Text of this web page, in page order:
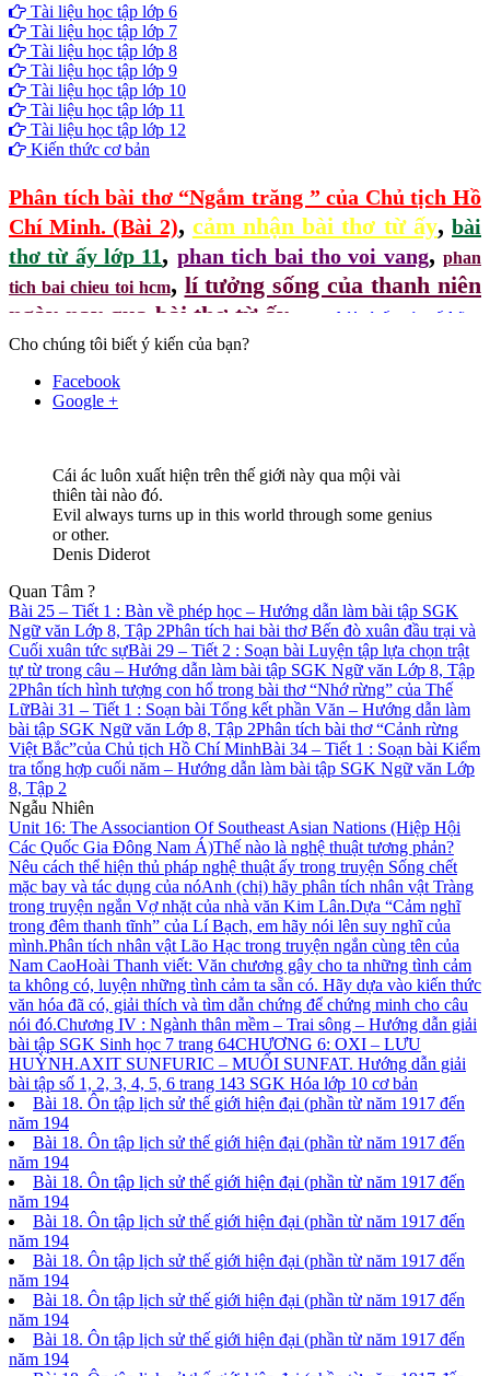
Tài liệu học tập lớp 6
Tài liệu học tập lớp 7
Tài liệu học tập lớp 8
Tài liệu học tập lớp 9
Tài liệu học tập lớp 10
Tài liệu học tập lớp 11
Tài liệu học tập lớp 12
Kiến thức cơ bản
Phân tích bài thơ “Ngắm trăng ” của Chủ tịch Hồ
Chí Minh. (Bài 2), cảm nhận bài thơ từ ấy,bài
thơ từ ấy lớp 11, phan tich bai tho voi vang,phan
tich bai chieu toi hcm, lí tưởng sống của thanh niên
ngày nay qua bài thơ từ ấy, soạn bài từ ấy của tố hữu
nghị luận về bài thơ từ ấy
Cho chúng tôi biết ý kiến của bạn?
Facebook
Google +
Cái ác luôn xuất hiện trên thế giới này qua mội vài
thiên tài nào đó.
Evil always turns up in this world through some genius
or other.
Denis Diderot
Quan Tâm ?
Bài 25 – Tiết 1 : Bàn về phép học – Hướng dẫn làm bài tập SGK
Ngữ văn Lớp 8, Tập 2Phân tích hai bài thơ Bến đò xuân đầu trại và
Cuối xuân tức sựBài 29 – Tiết 2 : Soạn bài Luyện tập lựa chọn trật
tự từ trong câu – Hướng dẫn làm bài tập SGK Ngữ văn Lớp 8, Tập
2Phân tích hình tượng con hổ trong bài thơ “Nhớ rừng” của Thế
LữBài 31 – Tiết 1 : Soạn bài Tổng kết phần Văn – Hướng dẫn làm
bài tập SGK Ngữ văn Lớp 8, Tập 2Phân tích bài thơ “Cảnh rừng
Việt Bắc”của Chủ tịch Hồ Chí MinhBài 34 – Tiết 1 : Soạn bài Kiểm
tra tổng hợp cuối năm – Hướng dẫn làm bài tập SGK Ngữ văn Lớp
8, Tập 2
Ngẫu Nhiên
Unit 16: The Associantion Of Southeast Asian Nations (Hiệp Hội
Các Quốc Gia Đông Nam Á)Thế nào là nghệ thuật tương phản?
Nêu cách thể hiện thủ pháp nghệ thuật ấy trong truyện Sống chết
mặc bay và tác dụng của nóAnh (chị) hãy phân tích nhân vật Tràng
trong truyện ngắn Vợ nhặt của nhà văn Kim Lân.Dựa “Cảm nghĩ
trong đêm thanh tĩnh” của Lí Bạch, em hãy nói lên suy nghĩ của
mình.Phân tích nhân vật Lão Hạc trong truyện ngắn cùng tên của
Nam CaoHoài Thanh viết: Văn chương gây cho ta những tình cảm
ta không có, luyện những tình cảm ta sẵn có. Hãy dựa vào kiến thức
văn hóa đã có, giải thích và tìm dẫn chứng để chứng minh cho câu
nói đó.Chương IV : Ngành thân mềm – Trai sông – Hướng dẫn giải
bài tập SGK Sinh học 7 trang 64CHƯƠNG 6: OXI – LƯU
HUỲNH.AXIT SUNFURIC – MUỐI SUNFAT. Hướng dẫn giải
bài tập số 1, 2, 3, 4, 5, 6 trang 143 SGK Hóa lớp 10 cơ bản
Bài 18. Ôn tập lịch sử thế giới hiện đại (phần từ năm 1917 đến
năm 194
Bài 18. Ôn tập lịch sử thế giới hiện đại (phần từ năm 1917 đến
năm 194
Bài 18. Ôn tập lịch sử thế giới hiện đại (phần từ năm 1917 đến
năm 194
Bài 18. Ôn tập lịch sử thế giới hiện đại (phần từ năm 1917 đến
năm 194
Bài 18. Ôn tập lịch sử thế giới hiện đại (phần từ năm 1917 đến
năm 194
Bài 18. Ôn tập lịch sử thế giới hiện đại (phần từ năm 1917 đến
năm 194
Bài 18. Ôn tập lịch sử thế giới hiện đại (phần từ năm 1917 đến
năm 194